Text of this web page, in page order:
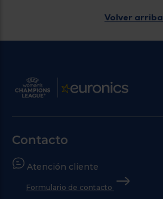
Volver arriba
Contacto
Atención cliente
Formulario de contacto